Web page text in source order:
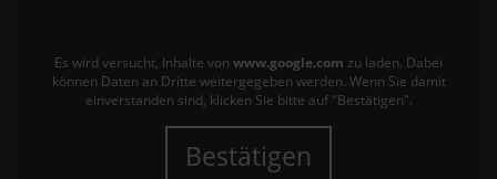
Es wird versucht, Inhalte von www.google.com zu laden. Dabei
können Daten an Dritte weitergegeben werden. Wenn Sie damit
einverstanden sind, klicken Sie bitte auf "Bestätigen".
Bestätigen